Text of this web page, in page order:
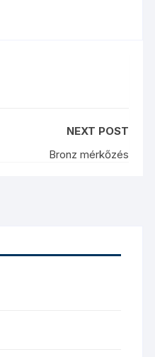
NEXT POST
Bronz mérkőzés